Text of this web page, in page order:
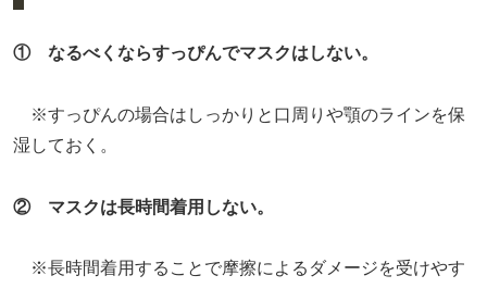
① なるべくならすっぴんでマスクはしない。
※すっぴんの場合はしっかりと口周りや顎のラインを保
湿しておく。
② マスクは長時間着用しない。
※長時間着用することで摩擦によるダメージを受けやす